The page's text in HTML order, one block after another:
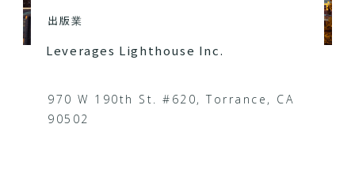
出版業
Leverages Lighthouse Inc.
970 W 190th St. #620, Torrance, CA
90502